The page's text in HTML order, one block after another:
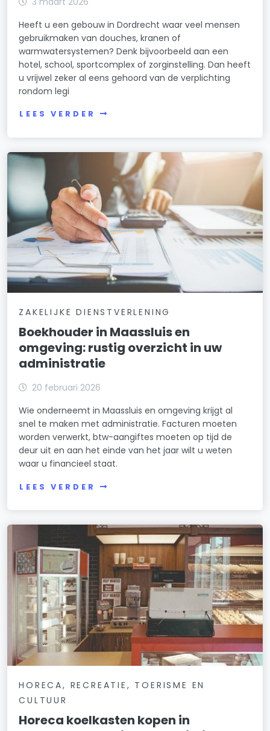
Heeft u een gebouw in Dordrecht waar veel mensen
gebruikmaken van douches, kranen of
warmwatersystemen? Denk bijvoorbeeld aan een
hotel, school, sportcomplex of zorginstelling. Dan heeft
u vrijwel zeker al eens gehoord van de verplichting
rondom legi
LEES VERDER
ZAKELIJKE DIENSTVERLENING
Boekhouder in Maassluis en
omgeving: rustig overzicht in uw
administratie
20 februari 2026
Wie onderneemt in Maassluis en omgeving krijgt al
snel te maken met administratie. Facturen moeten
worden verwerkt, btw-aangiftes moeten op tijd de
deur uit en aan het einde van het jaar wilt u weten
waar u financieel staat.
LEES VERDER
HORECA, RECREATIE, TOERISME EN
CULTUUR
Horeca koelkasten kopen in